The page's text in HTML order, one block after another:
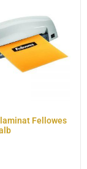
Fellowes